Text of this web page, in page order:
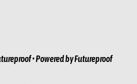
• Powered by Futureproof